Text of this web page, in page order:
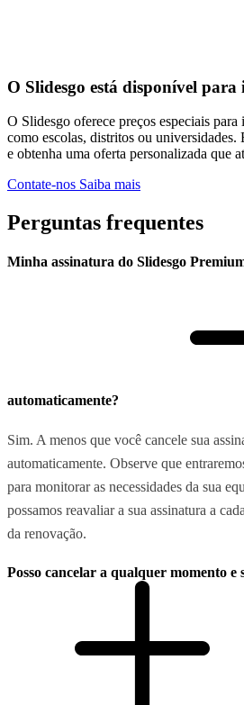
O Slidesgo está disponível para
O Slidesgo oferece preços especiais
como escolas, distritos ou universidades.
e obtenha uma oferta personalizada que
Contate-nos Saiba mais
Perguntas frequentes
Minha assinatura do Slidesgo
automaticamente?
Sim. A menos que você cancele sua
automaticamente. Observe que
para monitorar as necessidades da sua
possamos reavaliar a sua assinatura a
da renovação.
Posso cancelar a qualquer momento e